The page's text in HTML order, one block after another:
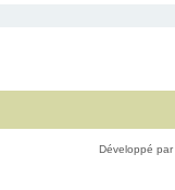
Développé par